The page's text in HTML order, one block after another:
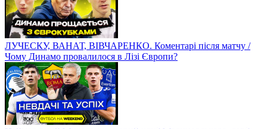
Лідерство ДНІПРА-1, ДИНАМО у топ-6, амбіції ШАХТАРЯ.
Огляд 11 туру УПЛ